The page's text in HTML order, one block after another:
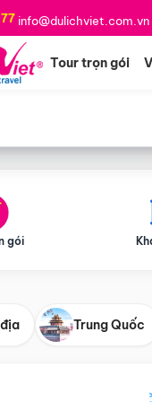
info@dulichviet.com.vn
Tour trọn gói
*
gói
Trung Quốc